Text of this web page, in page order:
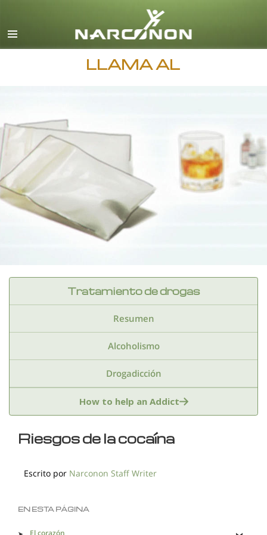
Español
Todas las Regiones/Idiomas
LLAMA AL
Tratamiento de drogas
Resumen
Alcoholismo
Drogadicción
Benzodiazepinas
Marihuana
How to help an Addict
Riesgos de la cocaína
Escrito por Narconon Staff Writer
EN ESTA PÁGINA
El corazón